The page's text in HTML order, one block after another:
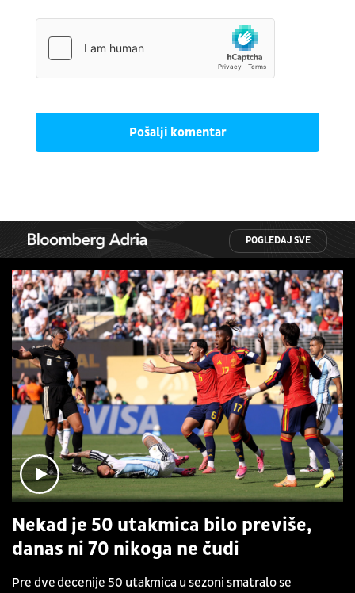
Pošalji komentar
POGLEDAJ SVE
Nekad je 50 utakmica bilo previše,
danas ni 70 nikoga ne čudi
Pre dve decenije 50 utakmica u sezoni smatralo se